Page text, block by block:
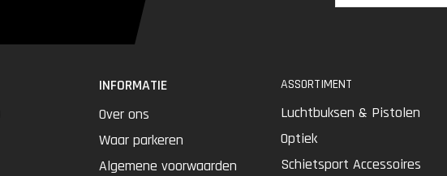
INFORMATIE
Over ons
Waar parkeren
Algemene voorwaarden
ASSORTIMENT
Luchtbuksen & Pistolen
Optiek
Schietsport Accessoires